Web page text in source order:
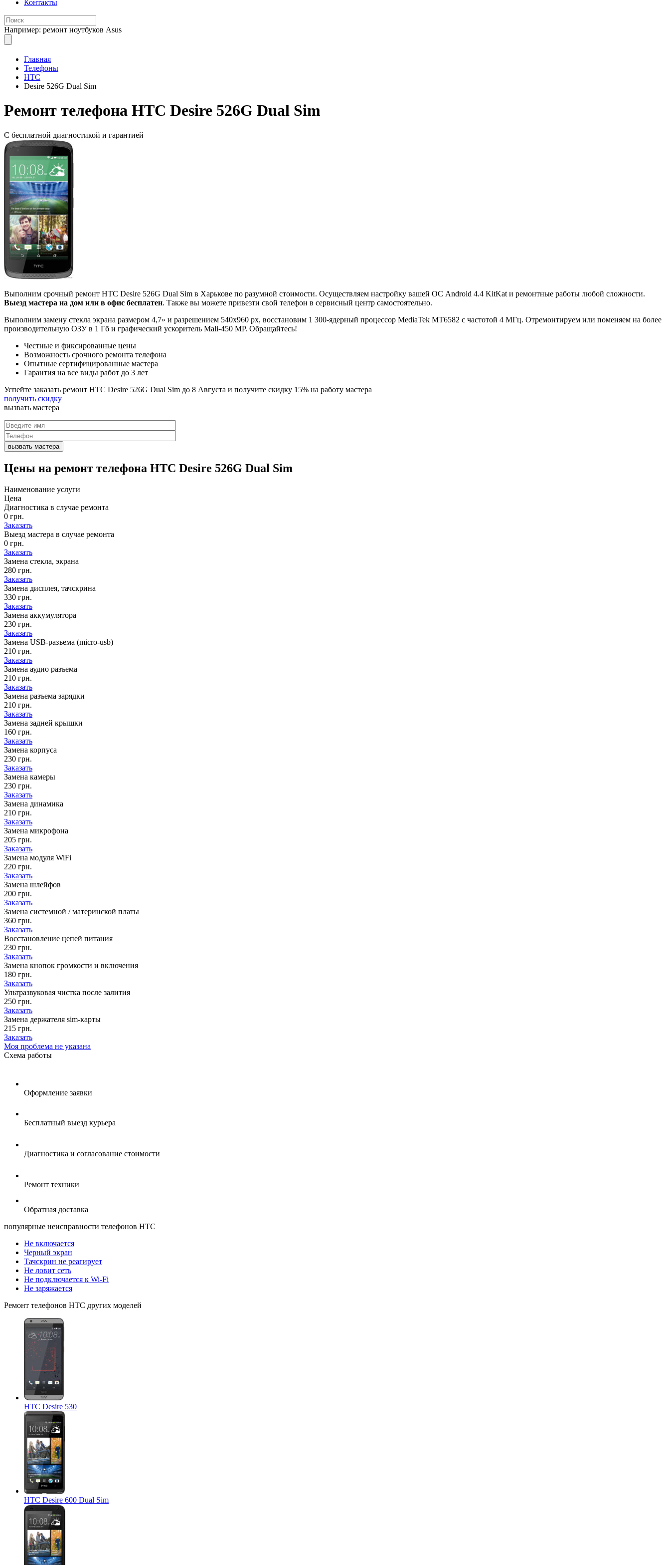
Контакты
Например: ремонт ноутбуков Asus
Главная
Телефоны
HTC
Desire 526G Dual Sim
Ремонт телефона HTC Desire 526G Dual Sim
С бесплатной диагностикой и гарантией
Выполним срочный ремонт HTC Desire 526G Dual Sim в Харькове по разумной стоимости. Осуществляем настройку вашей ОС Android 4.4 KitKat и ремонтные работы любой сложности.
Выезд мастера на дом или в офис бесплатен. Также вы можете привезти свой телефон в сервисный центр самостоятельно.
Выполним замену стекла экрана размером 4,7» и разрешением 540x960 px, восстановим 1 300-ядерный процессор MediaTek MT6582 с частотой 4 МГц. Отремонтируем или поменяем на более
производительную ОЗУ в 1 Гб и графический ускоритель Mali-450 MP. Обращайтесь!
Честные и фиксированные цены
Возможность срочного ремонта телефона
Опытные сертифицированные мастера
Гарантия на все виды работ до 3 лет
Успейте заказать ремонт HTC Desire 526G Dual Sim до 8 Августа и получите скидку 15% на работу мастера
получить скидку
вызвать мастера
Цены на ремонт телефона HTC Desire 526G Dual Sim
Наименование услуги
Цена
Диагностика в случае ремонта
0 грн.
Заказать
Выезд мастера в случае ремонта
0 грн.
Заказать
Замена стекла, экрана
280 грн.
Заказать
Замена дисплея, тачскрина
330 грн.
Заказать
Замена аккумулятора
230 грн.
Заказать
Замена USB-разъема (micro-usb)
210 грн.
Заказать
Замена аудио разъема
210 грн.
Заказать
Замена разъема зарядки
210 грн.
Заказать
Замена задней крышки
160 грн.
Заказать
Замена корпуса
230 грн.
Заказать
Замена камеры
230 грн.
Заказать
Замена динамика
210 грн.
Заказать
Замена микрофона
205 грн.
Заказать
Замена модуля WiFi
220 грн.
Заказать
Замена шлейфов
200 грн.
Заказать
Замена системной / материнской платы
360 грн.
Заказать
Восстановление цепей питания
230 грн.
Заказать
Замена кнопок громкости и включения
180 грн.
Заказать
Ультразвуковая чистка после залития
250 грн.
Заказать
Замена держателя sim-карты
215 грн.
Заказать
Моя проблема не указана
Схема работы
Оформление заявки
Бесплатный выезд курьера
Диагностика и согласование стоимости
Ремонт техники
Обратная доставка
популярные неисправности телефонов HTC
Не включается
Черный экран
Тачскрин не реагирует
Не ловит сеть
Не подключается к Wi-Fi
Не заряжается
Ремонт телефонов HTC других моделей
HTC Desire 530
HTC Desire 600 Dual Sim